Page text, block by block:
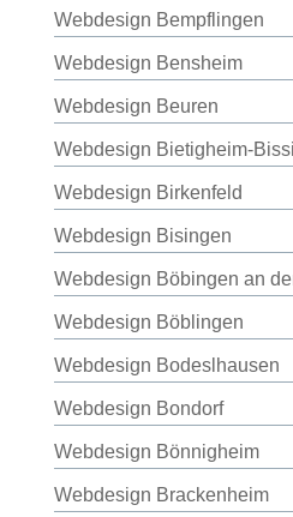
Webdesign Bempflingen
Webdesign Bensheim
Webdesign Beuren
Webdesign Bietigheim-
Webdesign Birkenfeld
Webdesign Bisingen
Webdesign Böbingen an
Webdesign Böblingen
Webdesign Bodeslhausen
Webdesign Bondorf
Webdesign Bönnigheim
Webdesign Brackenheim